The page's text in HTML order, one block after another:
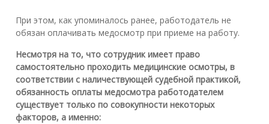
При этом, как упоминалось ранее, работодатель не
обязан оплачивать медосмотр при приеме на работу.
Несмотря на то, что сотрудник имеет право
самостоятельно проходить медицинские осмотры, в
соответствии с наличествующей судебной практикой,
обязанность оплаты медосмотра работодателем
существует только по совокупности некоторых
факторов, а именно: